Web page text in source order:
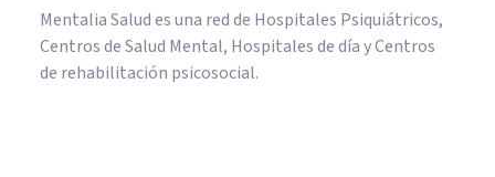
Mentalia Salud es una red de Hospitales Psiquiátricos,
Centros de Salud Mental, Hospitales de día y Centros
de rehabilitación psicosocial.